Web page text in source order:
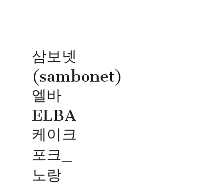
삼보넷
(sambonet)
엘바
ELBA
케이크
포크_
노랑